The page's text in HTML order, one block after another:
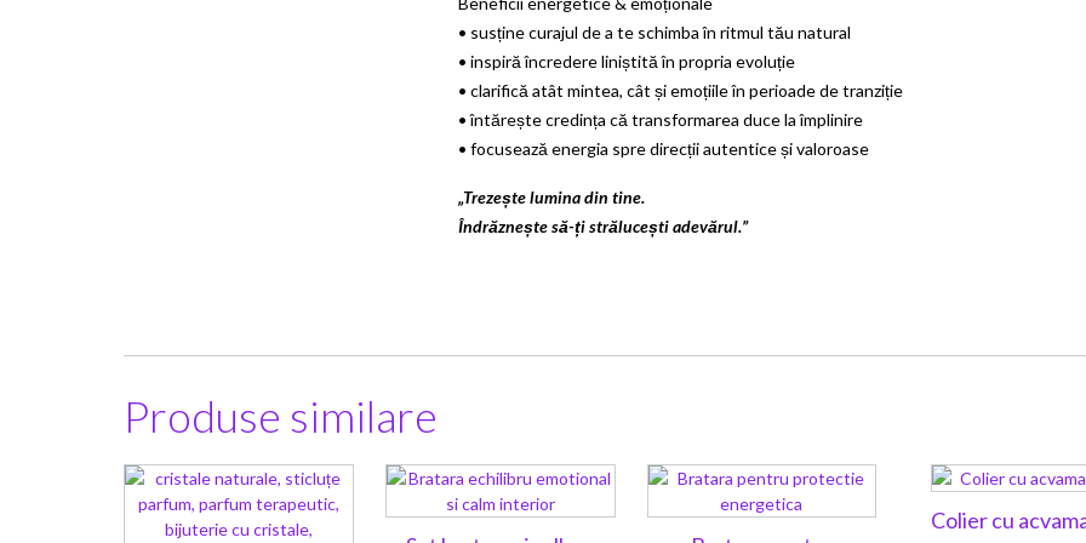
• susține curajul de a te schimba în ritmul tău natural
• inspiră încredere liniștită în propria evoluție
• clarifică atât mintea, cât și emoțiile în perioade de tranziție
• întărește credința că transformarea duce la împlinire
• focusează energia spre direcții autentice și valoroase
„Trezește lumina din tine.
Îndrăznește să-ți strălucești adevărul.”
Produse similare
Colier cu